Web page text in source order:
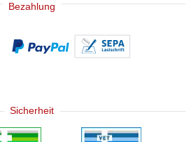
Bezahlung
Sicherheit